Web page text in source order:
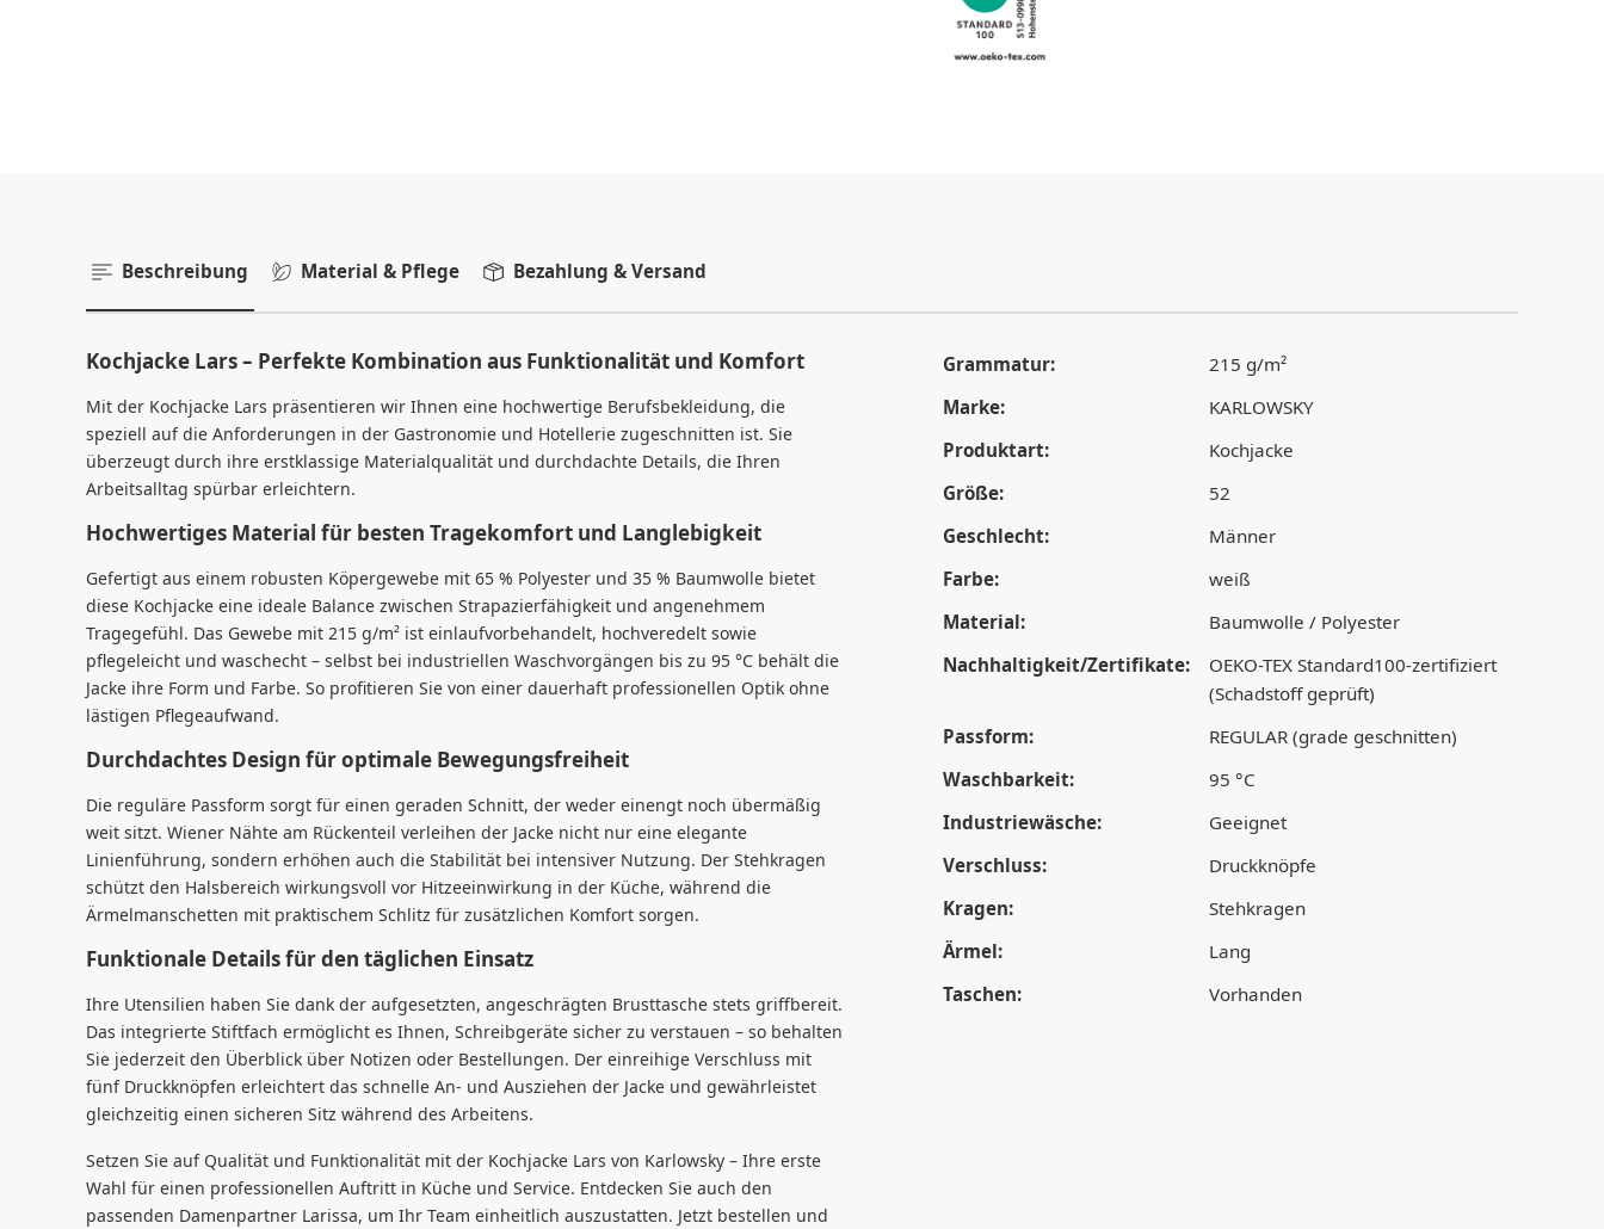
Beschreibung Material & Pflege Bezahlung & Versand
Kochjacke Lars – Perfekte Kombination aus Funktionalität und Komfort
Mit der Kochjacke Lars präsentieren wir Ihnen eine hochwertige Berufsbekleidung, die
speziell auf die Anforderungen in der Gastronomie und Hotellerie zugeschnitten ist. Sie
überzeugt durch ihre erstklassige Materialqualität und durchdachte Details, die Ihren
Arbeitsalltag spürbar erleichtern.
Hochwertiges Material für besten Tragekomfort und Langlebigkeit
Gefertigt aus einem robusten Köpergewebe mit 65 % Polyester und 35 % Baumwolle bietet
diese Kochjacke eine ideale Balance zwischen Strapazierfähigkeit und angenehmem
Tragegefühl. Das Gewebe mit 215 g/m² ist einlaufvorbehandelt, hochveredelt sowie
pflegeleicht und waschecht – selbst bei industriellen Waschvorgängen bis zu 95 °C behält die
Jacke ihre Form und Farbe. So profitieren Sie von einer dauerhaft professionellen Optik ohne
lästigen Pflegeaufwand.
Durchdachtes Design für optimale Bewegungsfreiheit
Die reguläre Passform sorgt für einen geraden Schnitt, der weder einengt noch übermäßig
weit sitzt. Wiener Nähte am Rückenteil verleihen der Jacke nicht nur eine elegante
Linienführung, sondern erhöhen auch die Stabilität bei intensiver Nutzung. Der Stehkragen
schützt den Halsbereich wirkungsvoll vor Hitzeeinwirkung in der Küche, während die
Ärmelmanschetten mit praktischem Schlitz für zusätzlichen Komfort sorgen.
Funktionale Details für den täglichen Einsatz
Ihre Utensilien haben Sie dank der aufgesetzten, angeschrägten Brusttasche stets griffbereit.
Das integrierte Stiftfach ermöglicht es Ihnen, Schreibgeräte sicher zu verstauen – so behalten
Sie jederzeit den Überblick über Notizen oder Bestellungen. Der einreihige Verschluss mit
fünf Druckknöpfen erleichtert das schnelle An- und Ausziehen der Jacke und gewährleistet
gleichzeitig einen sicheren Sitz während des Arbeitens.
Setzen Sie auf Qualität und Funktionalität mit der Kochjacke Lars von Karlowsky – Ihre erste
Wahl für einen professionellen Auftritt in Küche und Service. Entdecken Sie auch den
passenden Damenpartner Larissa, um Ihr Team einheitlich auszustatten. Jetzt bestellen und
Grammatur:
215 g/m²
Marke:
KARLOWSKY
Produktart:
Kochjacke
Größe:
52
Geschlecht:
Männer
Farbe:
weiß
Material:
Baumwolle / Polyester
Nachhaltigkeit/Zertifikate:
OEKO-TEX Standard100-zertifiziert
(Schadstoff geprüft)
Passform:
REGULAR (grade geschnitten)
Waschbarkeit:
95 °C
Industriewäsche:
Geeignet
Verschluss:
Druckknöpfe
Kragen:
Stehkragen
Ärmel:
Lang
Taschen:
Vorhanden